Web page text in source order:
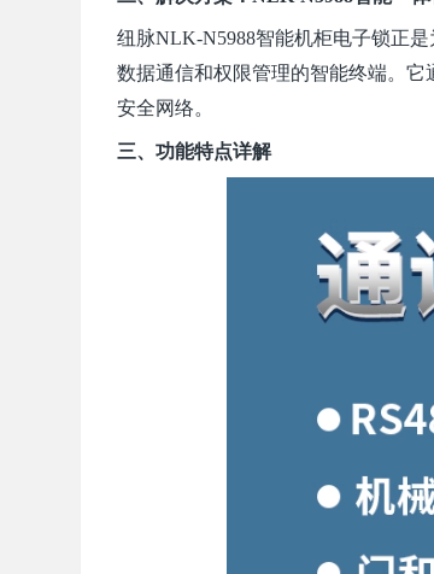
纽 脉NLK-N5988智能机柜电子锁正是
数据通信和权限管理的智能终端。
安全网络。
三、功能特点详解